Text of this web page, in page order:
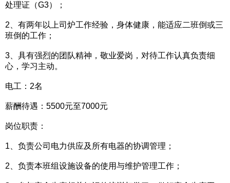
处理证（G3）；
2、有两年以上司炉工作经验，身体健康，能适应二班倒或三
班倒的工作；
3、具有强烈的团队精神，敬业爱岗，对待工作认真负责细
心，学习主动。
电工：2名
薪酬待遇：5500元至7000元
岗位职责：
1、负责公司电力供应及所有电器的协调管理；
2、负责本班组设施设备的使用与维护管理工作；